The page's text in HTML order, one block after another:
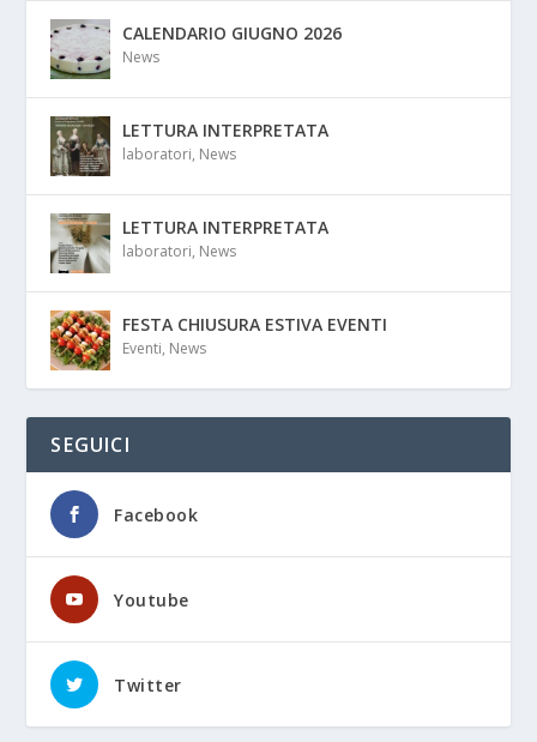
CALENDARIO GIUGNO 2026
News
LETTURA INTERPRETATA
laboratori, News
LETTURA INTERPRETATA
laboratori, News
FESTA CHIUSURA ESTIVA EVENTI
Eventi, News
SEGUICI
Facebook
Youtube
Twitter